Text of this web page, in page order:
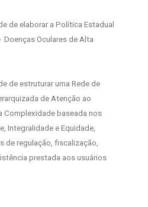
de elaborar a Política Estadual
Doenças Oculares de Alta
de estruturar uma Rede de
de Atenção ao
Complexidade baseada nos
Integralidade e Equidade,
de regulação, fiscalização,
prestada aos usuários